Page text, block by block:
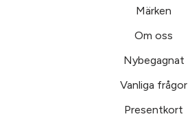
Märken
Om oss
Nybegagnat
Vanliga frågor
Presentkort